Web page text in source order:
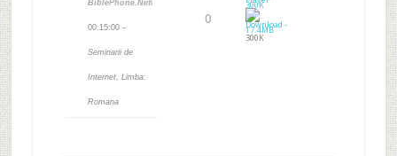
BiblePhone.Neti
00:15:00 –
Seminarii de
Internet, Limba:
Romana
0
300K